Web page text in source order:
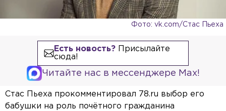
Фото: vk.com/Стас Пьеха
Есть новость?Присылайте
сюда!
Читайте нас в мессенджере Max!
Стас Пьеха прокомментировал 78.ru выбор его
бабушки на роль почётного гражданина